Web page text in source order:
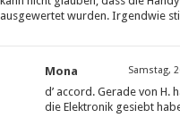
ausgewertet wurden. Irgendwie
Mona Samstag,
d’ accord. Gerade von H.
die Elektronik gesiebt